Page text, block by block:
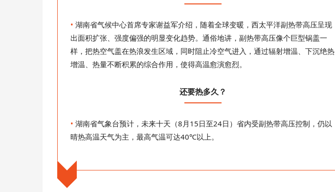
• 湖南省气候中心首席专家谢益军介绍，随着全球变暖，西太平洋副热带高压呈现
出面积扩张、强度偏强的明显变化趋势。通俗地讲，副热带高压像个巨型锅盖一
样，把热空气盖在热浪发生区域，同时阻止冷空气进入，通过辐射增温、下沉绝热
增温、热量不断积累的综合作用，使得高温愈演愈烈。
还要热多久？
• 湖南省气象台预计，未来十天（8月15日至24日）省内受副热带高压控制，仍以
晴热高温天气为主，最高气温可达40℃以上。